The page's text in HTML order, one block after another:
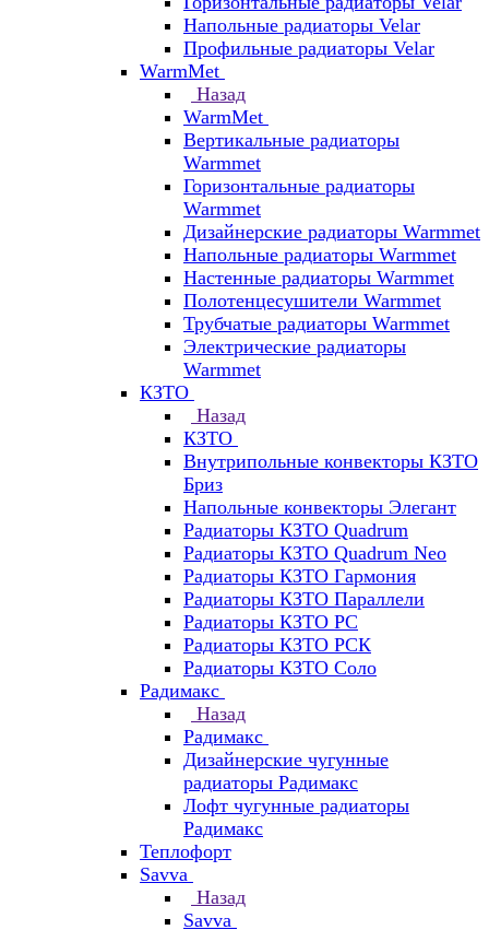
Напольные радиаторы Velar
Профильные радиаторы Velar
WarmMet
Назад
WarmMet
Вертикальные радиаторы
Warmmet
Горизонтальные радиаторы
Warmmet
Дизайнерские радиаторы Warmmet
Напольные радиаторы Warmmet
Настенные радиаторы Warmmet
Полотенцесушители Warmmet
Трубчатые радиаторы Warmmet
Электрические радиаторы
Warmmet
КЗТО
Назад
КЗТО
Внутрипольные конвекторы КЗТО
Бриз
Напольные конвекторы Элегант
Радиаторы КЗТО Quadrum
Радиаторы КЗТО Quadrum Neo
Радиаторы КЗТО Гармония
Радиаторы КЗТО Параллели
Радиаторы КЗТО РС
Радиаторы КЗТО РСК
Радиаторы КЗТО Соло
Радимакс
Назад
Радимакс
Дизайнерские чугунные
радиаторы Радимакс
Лофт чугунные радиаторы
Радимакс
Теплофорт
Savva
Назад
Savva